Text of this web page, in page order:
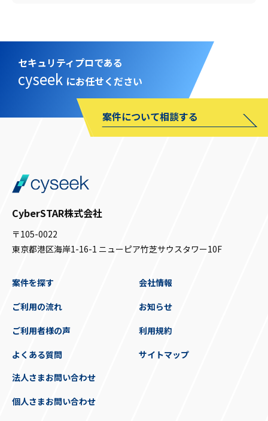
セキュリティプロである
cyseek にお任せください
案件について相談する
CyberSTAR株式会社
〒105-0022
東京都港区海岸1-16-1 ニューピア竹芝サウスタワー10F
案件を探す
ご利用の流れ
ご利用者様の声
よくある質問
会社情報
お知らせ
利用規約
サイトマップ
法人さまお問い合わせ
個人さまお問い合わせ